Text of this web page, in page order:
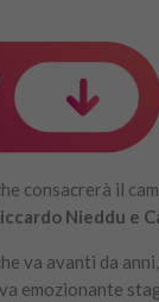
consacrerà il
Nieddu e
va avanti da
emozionante